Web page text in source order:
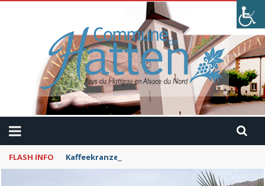
FLASH INFO Kaffeekranzel : Le Maroc en camping-car avec